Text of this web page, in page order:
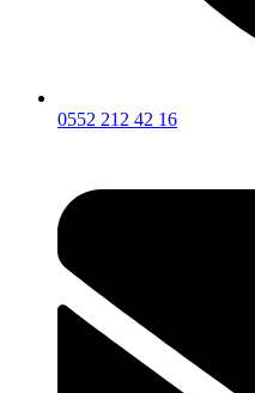
0552 212 42 16